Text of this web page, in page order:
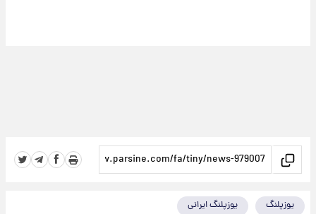
یوزپلنگ یوزپلنگ ایرانی